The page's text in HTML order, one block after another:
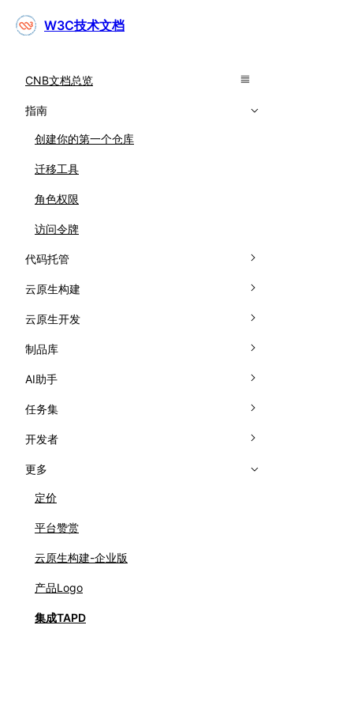
W3C技术文档
CNB文档总览
指南
创建你的第一个仓库
迁移工具
角色权限
访问令牌
代码托管
产品介绍
密钥仓库
元数据
ISSUE 模板
分类标签
UI 定制
云原生构建
云原生构建介绍
快速开始
构建触发规则
配置文件
流水线语法
构建环境
构建集群
环境变量
默认环境变量
超时策略
权限说明
云原生开发
云原生开发介绍
默认开发环境
自定义开发环境
业务端口预览
远程开发工作区回收机制
代码备份和文件漫游
云原生开发推荐用法
常见问题解答
自定义环境创建流程
自定义云原生开发启动按钮
制品库
概述
Docker 制品库
Helm 制品库
AI助手
AI助手简介
知识库
任务集
任务集介绍
开发者
徽章
Open API
更多
定价
平台赞赏
云原生构建-企业版
产品Logo
集成TAPD